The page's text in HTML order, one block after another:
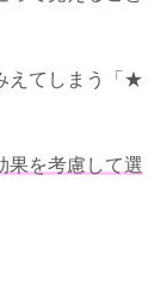
えてしまう「★
果を考慮して選